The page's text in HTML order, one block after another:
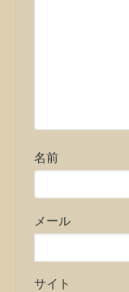
名前
メール
サイト